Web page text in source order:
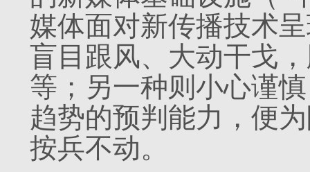
媒体面对新传播技术
盲目跟风、大动干戈
等；另一种则小心谨
趋势的预判能力，便
按兵不动。